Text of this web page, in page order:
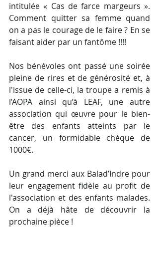
intitulée « Cas de farce margeurs ».
Comment quitter sa femme quand
on a pas le courage de le faire ? En se
faisant aider par un fantôme !!!!
Nos bénévoles ont passé une soirée
pleine de rires et de générosité et, à
l'issue de celle-ci, la troupe a remis à
l’AOPA ainsi qu’à LEAF, une autre
association qui œuvre pour le bien-
être des enfants atteints par le
cancer, un formidable chèque de
1000€.
Un grand merci aux Balad’Indre pour
leur engagement fidèle au profit de
l'association et des enfants malades.
On a déjà hâte de découvrir la
prochaine pièce !